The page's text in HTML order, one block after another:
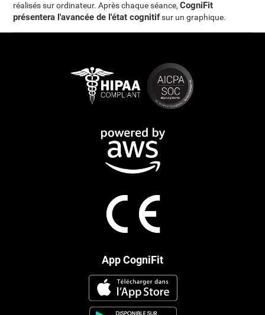
réalisés sur ordinateur. Après chaque séance,CogniFit
présentera l'avancée de l'état cognitifsur un graphique.
App CogniFit